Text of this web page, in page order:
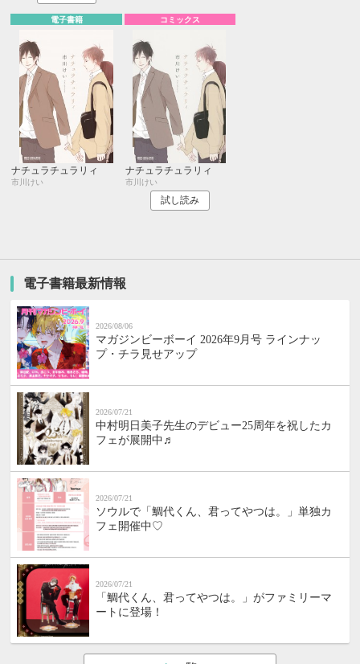
電子書籍
ナチュラチュラリィ
市川けい
コミックス
ナチュラチュラリィ
市川けい
試し読み
電子書籍最新情報
2026/08/06
マガジンビーボーイ 2026年9月号 ラインナッ
プ・チラ見せアップ
2026/07/21
中村明日美子先生のデビュー25周年を祝したカ
フェが展開中♬
2026/07/21
ソウルで「鯛代くん、君ってやつは。」単独カ
フェ開催中♡
2026/07/21
「鯛代くん、君ってやつは。」がファミリーマ
ートに登場！